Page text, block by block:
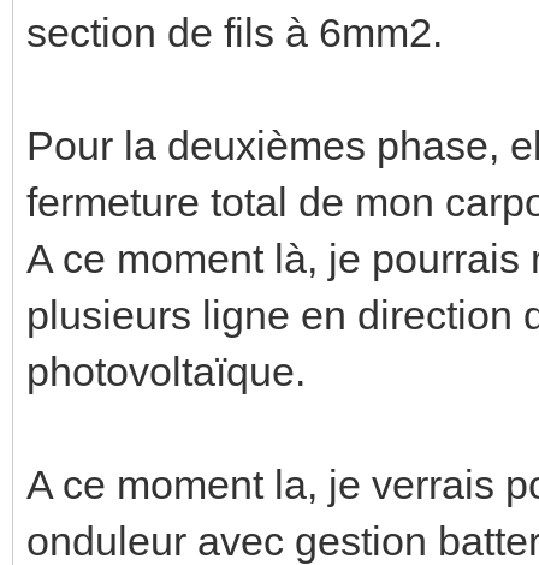
section de fils à 6mm2.
Pour la deuxièmes phase,
fermeture total de mon
A ce moment là, je
plusieurs ligne en direction
photovoltaïque.
A ce moment la, je verrais
onduleur avec gestion